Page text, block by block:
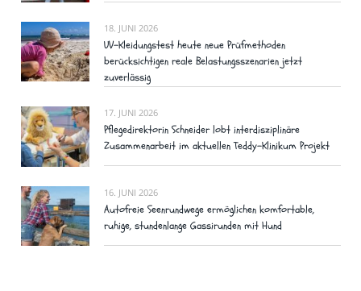
18. JUNI 2026
UV-Kleidungstest heute neue Prüfmethoden
berücksichtigen reale Belastungsszenarien jetzt
zuverlässig
17. JUNI 2026
Pflegedirektorin Schneider lobt interdisziplinäre
Zusammenarbeit im aktuellen Teddy-Klinikum Projekt
16. JUNI 2026
Autofreie Seenrundwege ermöglichen komfortable,
ruhige, stundenlange Gassirunden mit Hund